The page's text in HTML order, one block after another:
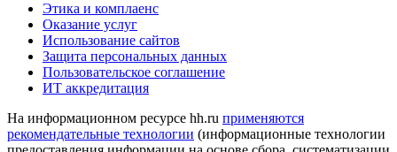
Этика и комплаенс
Оказание услуг
Использование сайтов
Защита персональных данных
Пользовательское соглашение
ИТ аккредитация
На информационном ресурсе hh.ru применяются
рекомендательные технологии (информационные технологии